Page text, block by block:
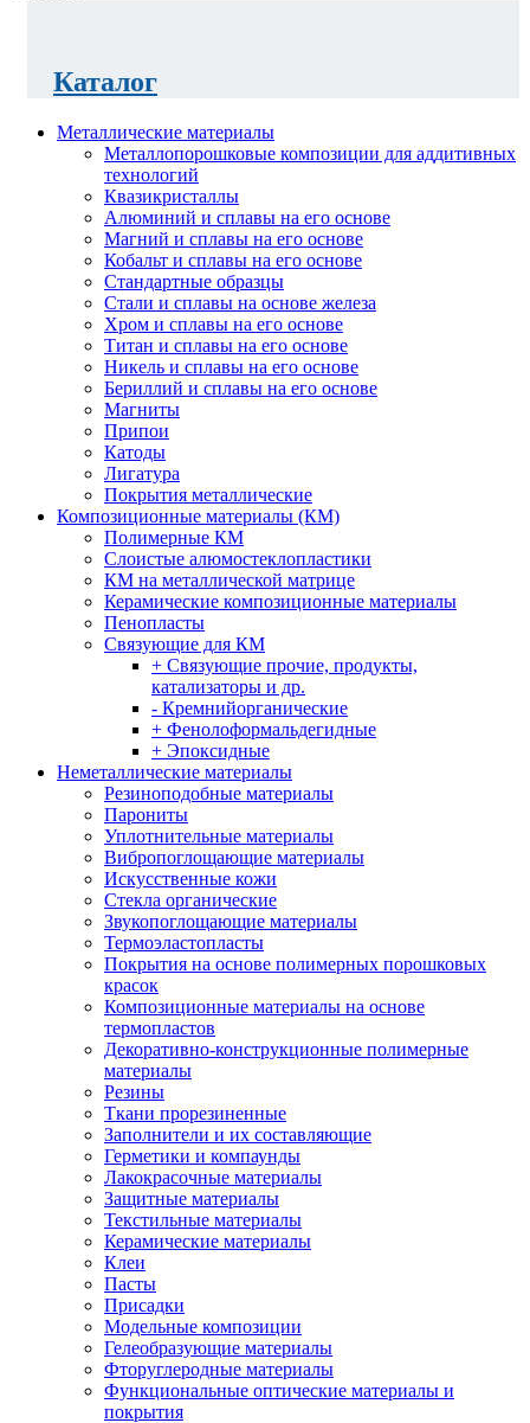
Каталог
Металлические материалы
Металлопорошковые композиции для аддитивных
технологий
Квазикристаллы
Алюминий и сплавы на его основе
Магний и сплавы на его основе
Кобальт и сплавы на его основе
Стандартные образцы
Стали и сплавы на основе железа
Хром и сплавы на его основе
Титан и сплавы на его основе
Никель и сплавы на его основе
Бериллий и сплавы на его основе
Магниты
Припои
Катоды
Лигатура
Покрытия металлические
Композиционные материалы (КМ)
Полимерные КМ
Слоистые алюмостеклопластики
КМ на металлической матрице
Керамические композиционные материалы
Пенопласты
Связующие для КМ
+ Связующие прочие, продукты,
катализаторы и др.
- Кремнийорганические
+ Фенолоформальдегидные
+ Эпоксидные
Неметаллические материалы
Резиноподобные материалы
Парониты
Уплотнительные материалы
Вибропоглощающие материалы
Искусственные кожи
Стекла органические
Звукопоглощающие материалы
Термоэластопласты
Покрытия на основе полимерных порошковых
красок
Композиционные материалы на основе
термопластов
Декоративно-конструкционные полимерные
материалы
Резины
Ткани прорезиненные
Заполнители и их составляющие
Герметики и компаунды
Лакокрасочные материалы
Защитные материалы
Текстильные материалы
Керамические материалы
Клеи
Пасты
Присадки
Модельные композиции
Гелеобразующие материалы
Фторуглеродные материалы
Функциональные оптические материалы и
покрытия